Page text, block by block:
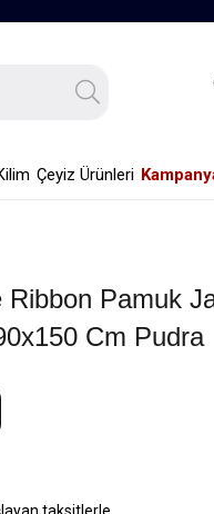
Çeyiz Ürünleri
Ribbon Pamuk
Cm Pudra